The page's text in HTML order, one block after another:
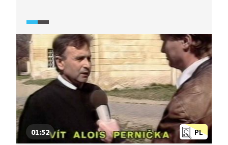
přátelských kontaktů s lidmi žijícími
v příhraničních oblastech. Síť oddílů mladých
strážců hranic byla budována od roku 1953 a jejich
hlavní náplní byla branná výchova. V roce 1982
bylo aktivních více než 500 takových oddílů.
Podívejte se na reportáž západočeské krajské
redakce Československé televize z 28. 6. 1988.
PL
01:52